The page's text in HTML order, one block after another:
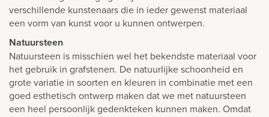
verschillende kunstenaars die in ieder gewenst materiaal
een vorm van kunst voor u kunnen ontwerpen.
Natuursteen
Natuursteen is misschien wel het bekendste materiaal voor
het gebruik in grafstenen. De natuurlijke schoonheid en
grote variatie in soorten en kleuren in combinatie met een
goed esthetisch ontwerp maken dat we met natuursteen
een heel persoonlijk gedenkteken kunnen maken. Omdat